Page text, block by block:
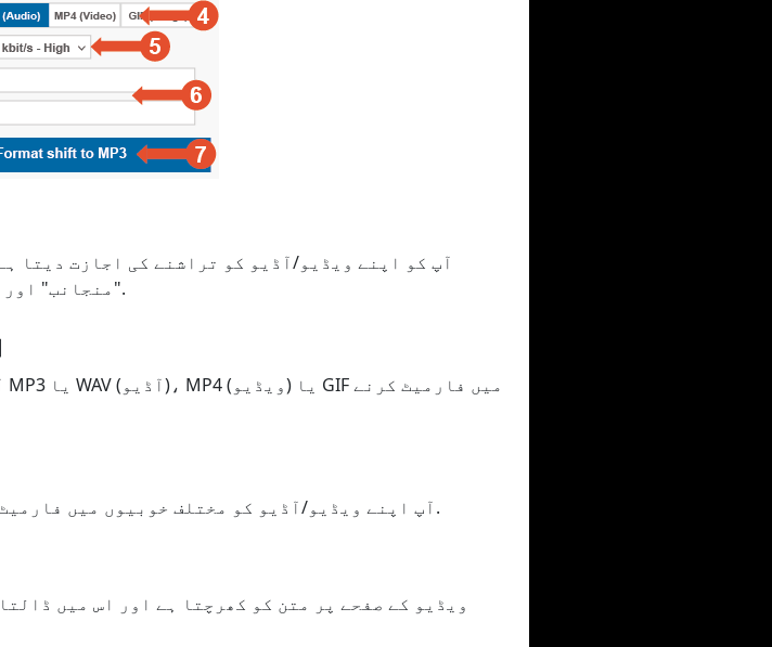
"منجانب" اور "ٹو" فیلڈز میں اقدار کو تبدیل کرنا ہوگا۔.
آپ اپنے ویڈیو/آڈیو کو مختلف خوبیوں میں فارمیٹ کر سکتے ہیں، سب سے کم سے اعلیٰ کوالٹی میں.